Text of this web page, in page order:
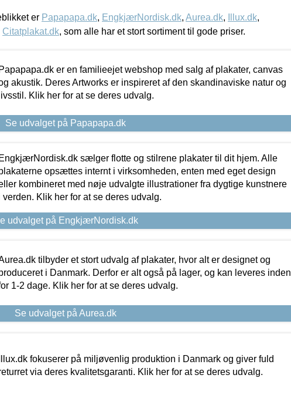
er Papapapa.dk, EngkjærNordisk.dk, Aurea.dk, Illux.dk,
Citatplakat.dk, som alle har et stort sortiment til gode priser.
Papapapa.dk er en familieejet webshop med salg af plakater, canvas
akustik. Deres Artworks er inspireret af den skandinaviske natur og
livsstil. Klik her for at se deres udvalg.
Se udvalget på Papapapa.dk
EngkjærNordisk.dk sælger flotte og stilrene plakater til dit hjem. Alle
opsættes internt i virksomheden, enten med eget design
kombineret med nøje udvalgte illustrationer fra dygtige kunstnere
verden. Klik her for at se deres udvalg.
udvalget på EngkjærNordisk.dk
tilbyder et stort udvalg af plakater, hvor alt er designet og
i Danmark. Derfor er alt også på lager, og kan leveres inden
1-2 dage. Klik her for at se deres udvalg.
Se udvalget på Aurea.dk
Illux.dk fokuserer på miljøvenlig produktion i Danmark og giver fuld
via deres kvalitetsgaranti. Klik her for at se deres udvalg.